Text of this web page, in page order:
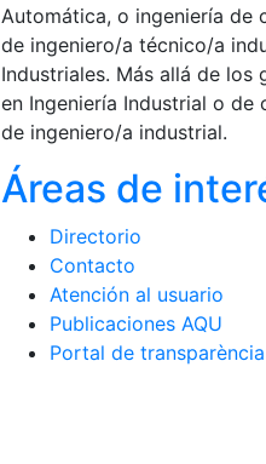
Automática, o ingeniería de
de ingeniero/a técnico/a
Industriales. Más allá de
en Ingeniería Industrial o
de ingeniero/a industrial.
Áreas de
Directorio
Contacto
Atención al usuario
Publicaciones AQU
Portal de transparència